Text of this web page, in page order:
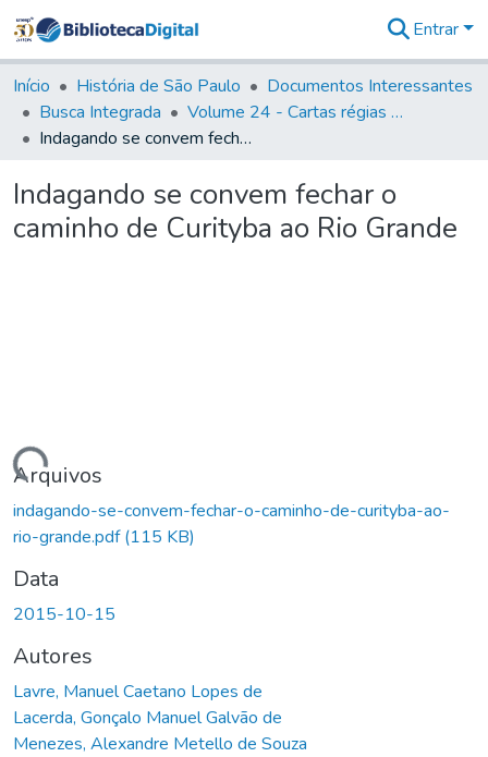
&
Coleções
Tudo na
Biblioteca
Estatísticas
Entrar
Início História de São Paulo
Documentos Interessantes
Busca Integrada
Volume 24 - Cartas régias e provisões (1730- 1738)
Indagando se convem fechar o caminho de Curityba ao Rio Grande
Indagando se convem fechar o
caminho de Curityba ao Rio Grande
Arquivos
indagando-se-convem-fechar-o-caminho-de-curityba-ao-
rio-grande.pdf(115 KB)
Data
2015-10-15
Autores
Lavre, Manuel Caetano Lopes de
Lacerda, Gonçalo Manuel Galvão de
Menezes, Alexandre Metello de Souza